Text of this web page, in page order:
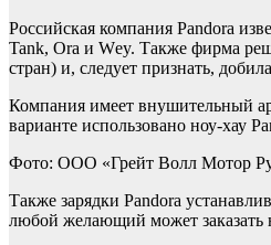
Российская компания Pandora
Tank, Ora и Wеy. Также фирма
стран) и, следует признать,
Компания имеет внушительный
варианте использовано ноу-хау
Фото: ООО «Грейт Волл Мотор
Также зарядки Pandora
любой желающий может заказать